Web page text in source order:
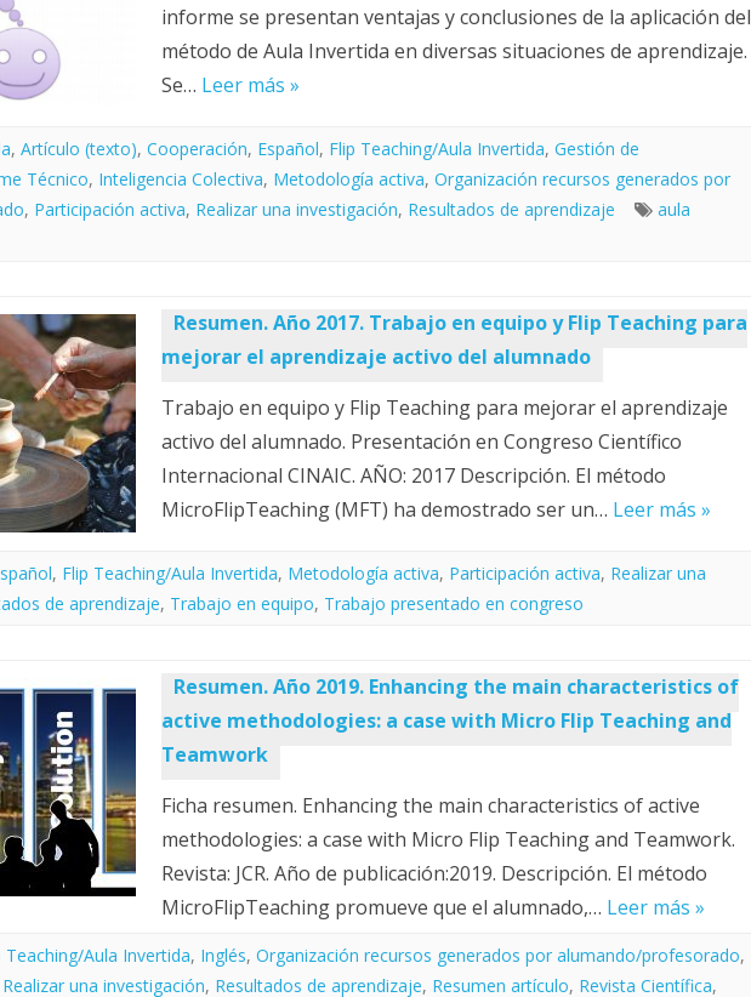
informe se presentan ventajas y conclusiones de la aplicación del
método de Aula Invertida en diversas situaciones de aprendizaje.
Se… Leer más »
, Artículo (texto), Cooperación, Español, Flip Teaching/Aula Invertida, Gestión de
Técnico, Inteligencia Colectiva, Metodología activa, Organización recursos generados por
, Participación activa, Realizar una investigación, Resultados de aprendizaje
aula
Resumen. Año 2017. Trabajo en equipo y Flip Teaching para
mejorar el aprendizaje activo del alumnado
Trabajo en equipo y Flip Teaching para mejorar el aprendizaje
activo del alumnado. Presentación en Congreso Científico
Internacional CINAIC. AÑO: 2017 Descripción. El método
MicroFlipTeaching (MFT) ha demostrado ser un… Leer más »
, Flip Teaching/Aula Invertida, Metodología activa, Participación activa, Realizar una
de aprendizaje, Trabajo en equipo, Trabajo presentado en congreso
Resumen. Año 2019. Enhancing the main characteristics of
active methodologies: a case with Micro Flip Teaching and
Teamwork
Ficha resumen. Enhancing the main characteristics of active
methodologies: a case with Micro Flip Teaching and Teamwork.
Revista: JCR. Año de publicación:2019. Descripción. El método
MicroFlipTeaching promueve que el alumnado,… Leer más »
Teaching/Aula Invertida, Inglés, Organización recursos generados por alumando/profesorado,
Realizar una investigación, Resultados de aprendizaje, Resumen artículo, Revista Científica,